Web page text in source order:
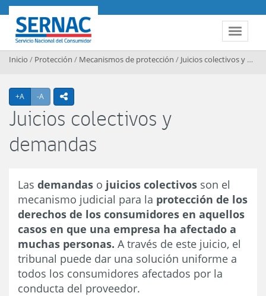
Contenido principal
Toggle
SERNAC
Inicio / Protección / Mecanismos de protección / Juicios colectivos y demandas
+A Agrandar texto
-A Achicar textoicono compartir
Juicios colectivos y
demandas
Las demandas o juicios colectivos son el
mecanismo judicial para la protección de los
derechos de los consumidores en aquellos
casos en que una empresa ha afectado a
muchas personas. A través de este juicio, el
tribunal puede dar una solución uniforme a
todos los consumidores afectados por la
conducta del proveedor.